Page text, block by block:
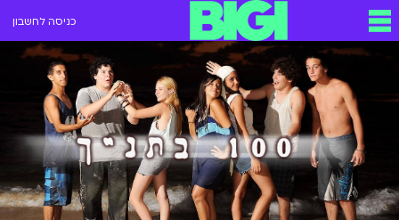
כניסה לחשבון